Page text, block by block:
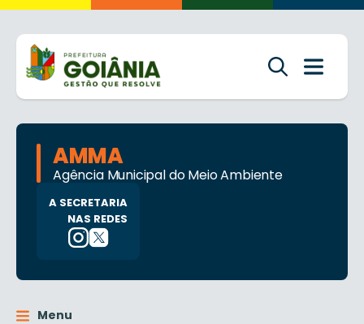
AMMA
Agência Municipal do Meio Ambiente
A SECRETARIA
NAS REDES
Menu